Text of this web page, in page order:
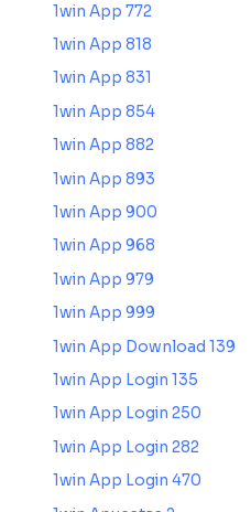
1win App 772
1win App 818
1win App 831
1win App 854
1win App 882
1win App 893
1win App 900
1win App 968
1win App 979
1win App 999
1win App Download 139
1win App Login 135
1win App Login 250
1win App Login 282
1win App Login 470